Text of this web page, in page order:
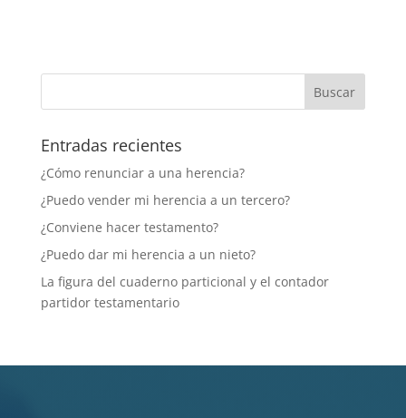
Entradas recientes
¿Cómo renunciar a una herencia?
¿Puedo vender mi herencia a un tercero?
¿Conviene hacer testamento?
¿Puedo dar mi herencia a un nieto?
La figura del cuaderno particional y el contador
partidor testamentario